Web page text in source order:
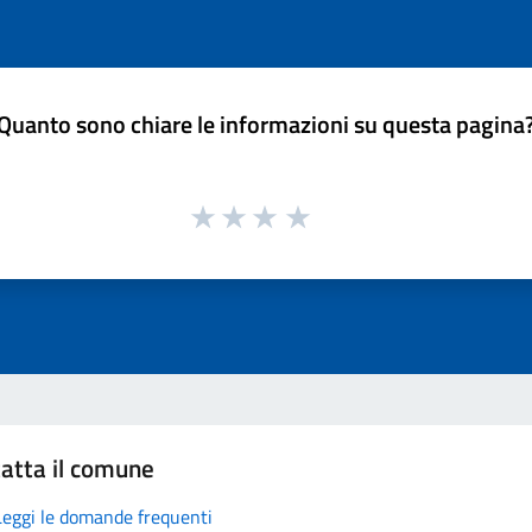
sono chiare le informazioni su questa
il comune
le domande frequenti